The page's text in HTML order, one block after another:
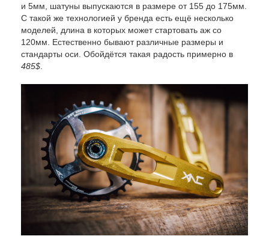
и 5мм, шатуны выпускаются в размере от 155 до 175мм.
С такой же технологией у бренда есть ещё несколько
моделей, длина в которых может стартовать аж со
120мм. Естественно бывают различные размеры и
стандарты оси. Обойдётся такая радость примерно в
485$